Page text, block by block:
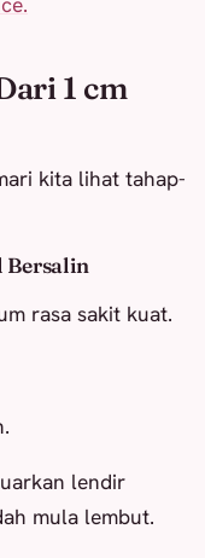
1 cm
kita lihat tahap-
Bersalin
rasa sakit kuat.
lendir
mula lembut.